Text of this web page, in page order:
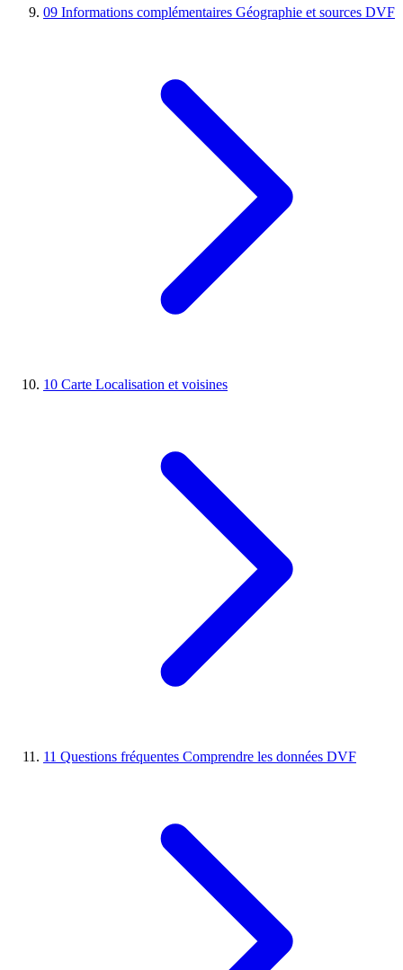
09 Informations complémentaires Géographie et sources DVF
10 Carte Localisation et voisines
11 Questions fréquentes Comprendre les données DVF